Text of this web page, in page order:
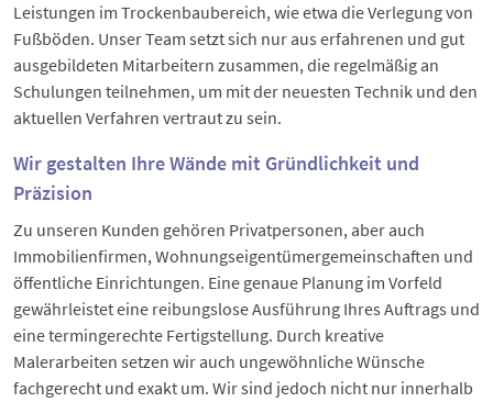
Leistungen im Trockenbaubereich, wie etwa die Verlegung von
Fußböden. Unser Team setzt sich nur aus erfahrenen und gut
ausgebildeten Mitarbeitern zusammen, die regelmäßig an
Schulungen teilnehmen, um mit der neuesten Technik und den
aktuellen Verfahren vertraut zu sein.
Wir gestalten Ihre Wände mit Gründlichkeit und
Präzision
Zu unseren Kunden gehören Privatpersonen, aber auch
Immobilienfirmen, Wohnungseigentümergemeinschaften und
öffentliche Einrichtungen. Eine genaue Planung im Vorfeld
gewährleistet eine reibungslose Ausführung Ihres Auftrags und
eine termingerechte Fertigstellung. Durch kreative
Malerarbeiten setzen wir auch ungewöhnliche Wünsche
fachgerecht und exakt um. Wir sind jedoch nicht nur innerhalb